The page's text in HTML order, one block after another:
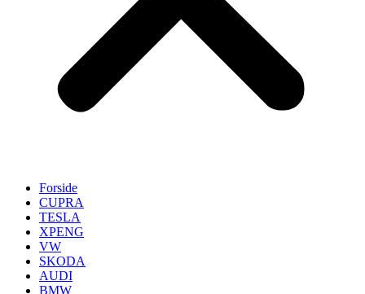
Forside
CUPRA
TESLA
XPENG
VW
SKODA
AUDI
BMW